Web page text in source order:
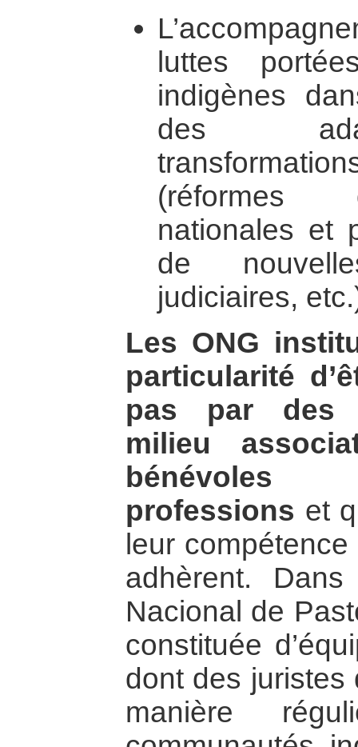
luttes
indigènes
des
(réformes
nationales et
de
judiciaires,
Les ONG
particularité
pas par des
milieu
bénévoles
professions et
leur
adhèrent.
Nacional de
constituée
dont des juristes
manière